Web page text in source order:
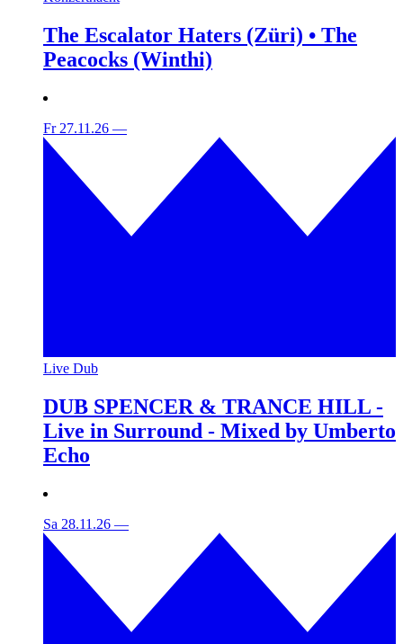
The Escalator Haters (Züri) • The
Peacocks (Winthi)
Fr 27.11.26 —
Live Dub
DUB SPENCER & TRANCE HILL -
Live in Surround - Mixed by Umberto
Echo
Sa 28.11.26 —